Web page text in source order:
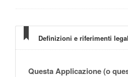
Definizioni e riferimenti
Questa Applicazione (o